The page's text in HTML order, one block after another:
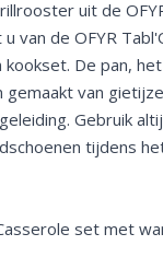
uit de
van de OFYR
De pan,
gemaakt van
Gebruik
tijdens
set met